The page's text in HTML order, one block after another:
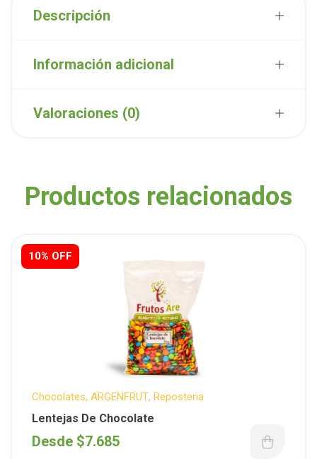
Descripción
Información adicional
Valoraciones (0)
Productos relacionados
10% OFF
Chocolates, ARGENFRUT, Reposteria
Lentejas De Chocolate
Desde $7.685